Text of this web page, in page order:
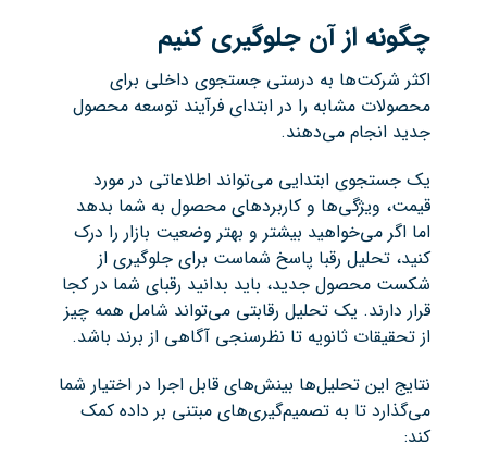
چگونه از آن جلوگیری کنیم
اکثر شرکت‌ها به درستی جستجوی داخلی برای
محصولات مشابه را در ابتدای فرآیند توسعه محصول
جدید انجام می‌دهند.
یک جستجوی ابتدایی می‌تواند اطلاعاتی در مورد
قیمت، ویژگی‌ها و کاربردهای محصول به شما بدهد
اما اگر می‌خواهید بیشتر و بهتر وضعیت بازار را درک
کنید، تحلیل رقبا پاسخ شماست برای جلوگیری از
شکست محصول جدید، باید بدانید رقبای شما در کجا
قرار دارند. یک تحلیل رقابتی می‌تواند شامل همه چیز
از تحقیقات ثانویه تا نظرسنجی آگاهی از برند باشد.
نتایج این تحلیل‌ها بینش‌های قابل اجرا در اختیار شما
می‌گذارد تا به تصمیم‌گیری‌های مبتنی بر داده کمک
کند: